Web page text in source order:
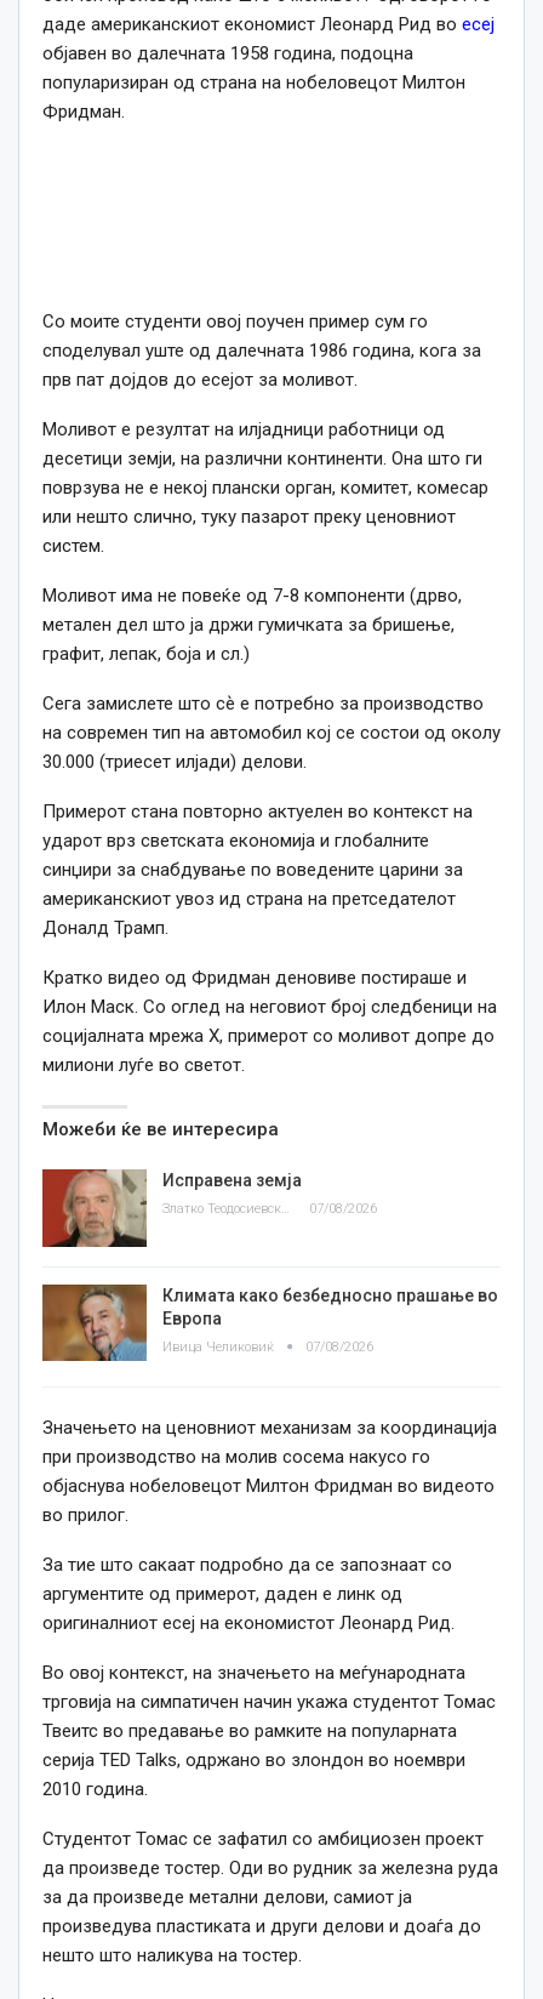
даде американскиот економист Леонард Рид во есеј
објавен во далечната 1958 година, подоцна
популаризиран од страна на нобеловецот Милтон
Фридман.
Со моите студенти овој поучен пример сум го
споделувал уште од далечната 1986 година, кога за
прв пат дојдов до есејот за моливот.
Моливот е резултат на илјадници работници од
десетици земји, на различни континенти. Она што ги
поврзува не е некој плански орган, комитет, комесар
или нешто слично, туку пазарот преку ценовниот
систем.
Моливот има не повеќе од 7-8 компоненти (дрво,
метален дел што ја држи гумичката за бришење,
графит, лепак, боја и сл.)
Сега замислете што сѐ е потребно за производство
на современ тип на автомобил кој се состои од околу
30.000 (триесет илјади) делови.
Примерот стана повторно актуелен во контекст на
ударот врз светската економија и глобалните
синџири за снабдување по воведените царини за
американскиот увоз ид страна на претседателот
Доналд Трамп.
Кратко видео од Фридман деновиве постираше и
Илон Маск. Со оглед на неговиот број следбеници на
социјалната мрежа Х, примерот со моливот допре до
милиони луѓе во светот.
Можеби ќе ве интересира
Исправена земја
Златко Теодосиевски 07/08/2026
Климата како безбедносно прашање во
Европа
Ивица Челиковиќ 07/08/2026
Значењето на ценовниот механизам за координација
при производство на молив сосема накусо го
објаснува нобеловецот Милтон Фридман во видеото
во прилог.
За тие што сакаат подробно да се запознаат со
аргументите од примерот, даден е линк од
оригиналниот есеј на економистот Леонард Рид.
Во овој контекст, на значењето на меѓународната
трговија на симпатичен начин укажа студентот Томас
Твеитс во предавање во рамките на популарната
серија TED Таlks, одржано во злондон во ноември
2010 година.
Студентот Томас се зафатил со амбициозен проект
да произведе тостер. Оди во рудник за железна руда
за да произведе метални делови, самиот ја
произведува пластиката и други делови и доаѓа до
нешто што наликува на тостер.